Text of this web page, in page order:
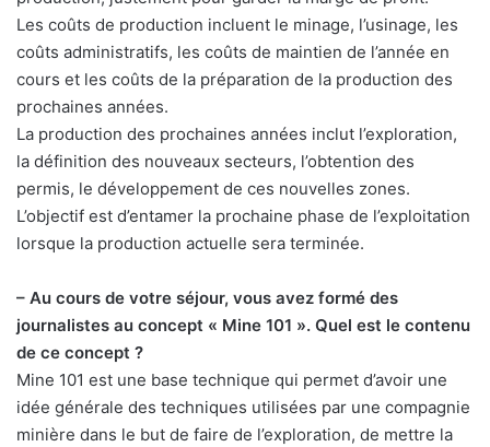
Les coûts de production incluent le minage, l’usinage, les
coûts administratifs, les coûts de maintien de l’année en
cours et les coûts de la préparation de la production des
prochaines années.
La production des prochaines années inclut l’exploration,
la définition des nouveaux secteurs, l’obtention des
permis, le développement de ces nouvelles zones.
L’objectif est d’entamer la prochaine phase de l’exploitation
lorsque la production actuelle sera terminée.
– Au cours de votre séjour, vous avez formé des
journalistes au concept « Mine 101 ». Quel est le contenu
de ce concept ?
Mine 101 est une base technique qui permet d’avoir une
idée générale des techniques utilisées par une compagnie
minière dans le but de faire de l’exploration, de mettre la